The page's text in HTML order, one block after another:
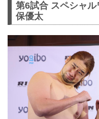
第6試合 スペシャ
保優太